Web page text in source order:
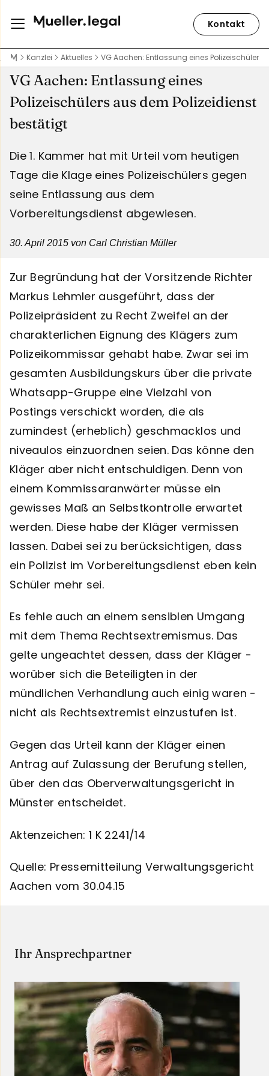
Kontakt
Kanzlei Aktuelles VG Aachen: Entlassung eines
VG Aachen: Entlassung eines
Polizeischülers aus dem Polizeidienst
bestätigt
Die 1. Kammer hat mit Urteil vom heutigen
Tage die Klage eines Polizeischülers gegen
seine Entlassung aus dem
Vorbereitungsdienst abgewiesen.
30. April 2015 von Carl Christian Müller
Zur Begründung hat der Vorsitzende Richter
Markus Lehmler ausgeführt, dass der
Polizeipräsident zu Recht Zweifel an der
charakterlichen Eignung des Klägers zum
Polizeikommissar gehabt habe. Zwar sei im
gesamten Ausbildungskurs über die private
Whatsapp-Gruppe eine Vielzahl von
Postings verschickt worden, die als
zumindest (erheblich) geschmacklos und
niveaulos einzuordnen seien. Das könne den
Kläger aber nicht entschuldigen. Denn von
einem Kommissaranwärter müsse ein
gewisses Maß an Selbstkontrolle erwartet
werden. Diese habe der Kläger vermissen
lassen. Dabei sei zu berücksichtigen, dass
ein Polizist im Vorbereitungsdienst eben kein
Schüler mehr sei.
Es fehle auch an einem sensiblen Umgang
mit dem Thema Rechtsextremismus. Das
gelte ungeachtet dessen, dass der Kläger -
worüber sich die Beteiligten in der
mündlichen Verhandlung auch einig waren -
nicht als Rechtsextremist einzustufen ist.
Gegen das Urteil kann der Kläger einen
Antrag auf Zulassung der Berufung stellen,
über den das Oberverwaltungsgericht in
Münster entscheidet.
Aktenzeichen: 1 K 2241/14
Quelle: Pressemitteilung Verwaltungsgericht
Aachen vom 30.04.15
Ihr Ansprechpartner